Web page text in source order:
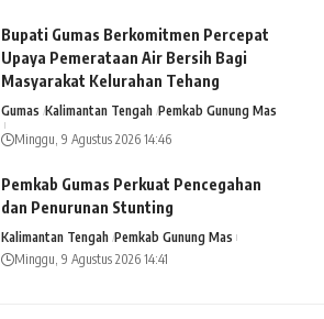
Bupati Gumas Berkomitmen Percepat
Upaya Pemerataan Air Bersih Bagi
Masyarakat Kelurahan Tehang
Gumas Kalimantan Tengah Pemkab Gunung Mas
Minggu, 9 Agustus 2026 14:46
Pemkab Gumas Perkuat Pencegahan
dan Penurunan Stunting
Kalimantan Tengah Pemkab Gunung Mas
Minggu, 9 Agustus 2026 14:41